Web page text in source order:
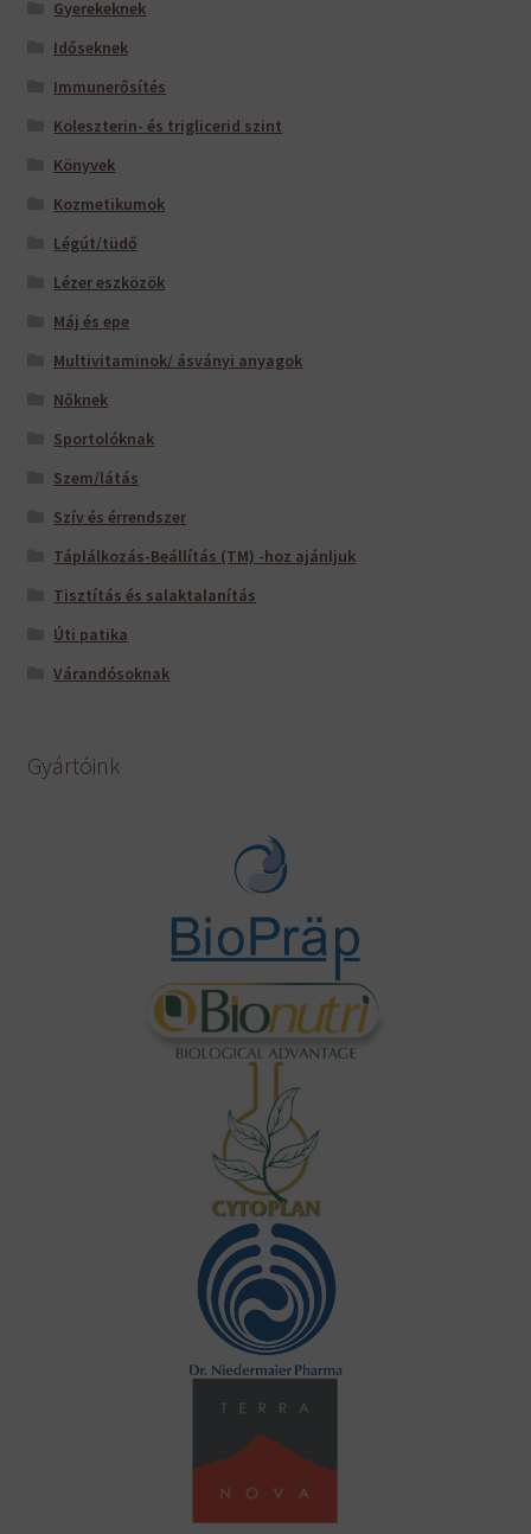
Gyerekeknek
Időseknek
Immunerősítés
Koleszterin- és triglicerid szint
Könyvek
Kozmetikumok
Légút/tüdő
Lézer eszközök
Máj és epe
Multivitaminok/ ásványi anyagok
Nőknek
Sportolóknak
Szem/látás
Szív és érrendszer
Táplálkozás-Beállítás (TM) -hoz ajánljuk
Tisztítás és salaktalanítás
Úti patika
Várandósoknak
Gyártóink